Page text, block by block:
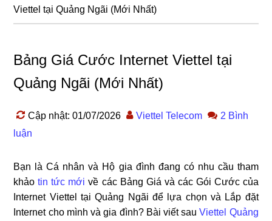
Viettel tại Quảng Ngãi (Mới Nhất)
Bảng Giá Cước Internet Viettel tại
Quảng Ngãi (Mới Nhất)
Cập nhật: 01/07/2026 Viettel Telecom
2 Bình
luận
Bạn là Cá nhân và Hộ gia đình đang có nhu cầu tham
khảotin tức mới về các Bảng Giá và các Gói Cước của
Internet Viettel tại Quảng Ngãi để lựa chọn và Lắp đặt
Internet cho mình và gia đình? Bài viết sauViettel Quảng